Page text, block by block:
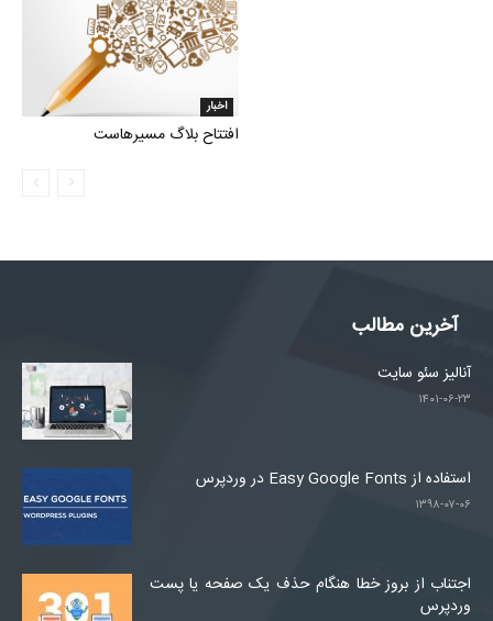
اخبار
افتتاح بلاگ مسیرهاست
آخرین مطالب
آنالیز سئو سایت
۱۴۰۱-۰۶-۲۳
استفاده از Easy Google Fonts در وردپرس
۱۳۹۸-۰۷-۰۶
اجتناب از بروز خطا هنگام حذف یک صفحه یا پست
وردپرس